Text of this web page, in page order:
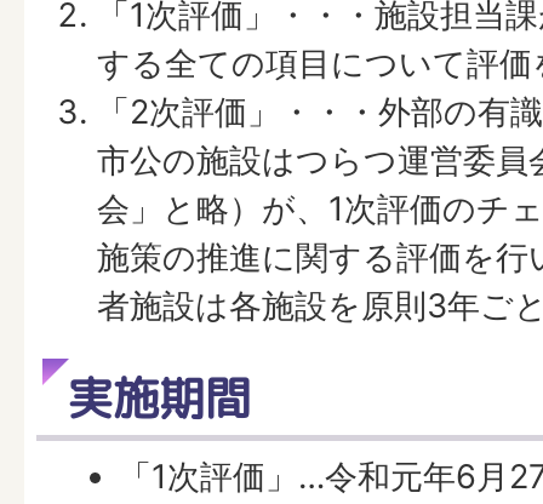
「1次評価」・・・施設担当
する全ての項目について評
「2次評価」・・・外部の有
市公の施設はつらつ運営委員
会」と略）が、1次評価のチ
施策の推進に関する評価を
者施設は各施設を原則3年ご
実施期間
「1次評価」…令和元年6月